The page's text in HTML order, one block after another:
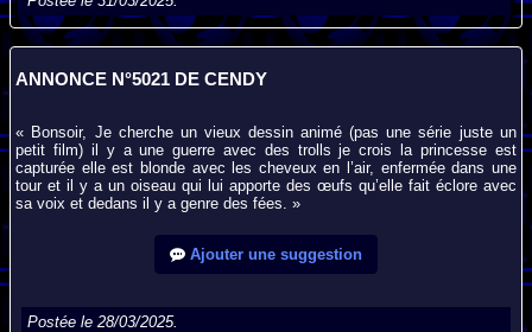
ANNONCE N°5021 DE CENDY
« Bonsoir, Je cherche un vieux dessin animé (pas une série juste un
petit film) il y a une guerre avec des trolls je crois la princesse est
capturée elle est blonde avec les cheveux en l’air, enfermée dans une
tour et il y a un oiseau qui lui apporte des œufs qu’elle fait éclore avec
sa voix et dedans il y a genre des fées. »
Ajouter une suggestion
Postée le 28/03/2025.